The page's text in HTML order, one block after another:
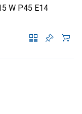
W P45 E14